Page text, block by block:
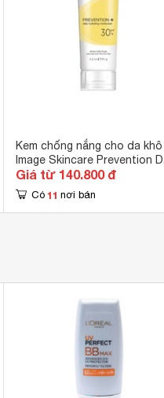
Kem chống nắng cho da khô
Image Skincare Prevention
Hydrating Moisturizer SPF
Giá từ 140.800 đ
Có 11 nơi bán